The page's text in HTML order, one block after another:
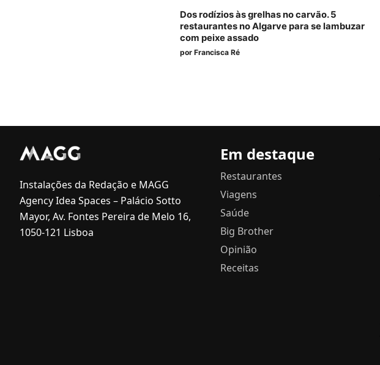
Dos rodízios às grelhas no carvão. 5
restaurantes no Algarve para se lambuzar
com peixe assado
por Francisca Ré
Instalações da Redação e MAGG
Agency Idea Spaces – Palácio Sotto
Mayor, Av. Fontes Pereira de Melo 16,
1050-121 Lisboa
Em destaque
Restaurantes
Viagens
Saúde
Big Brother
Opinião
Receitas